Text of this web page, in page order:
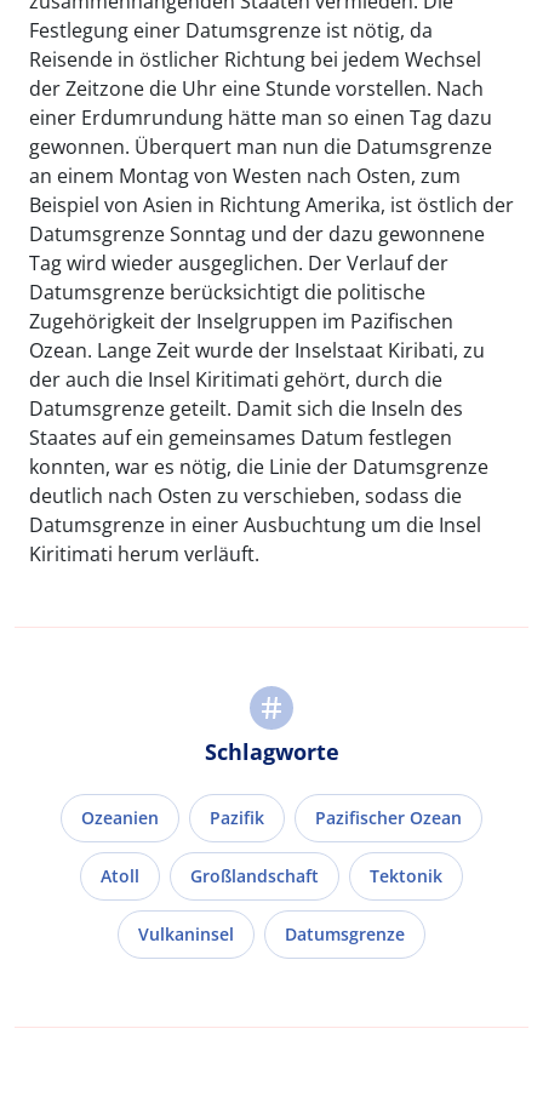
Festlegung einer Datumsgrenze ist nötig, da
Reisende in östlicher Richtung bei jedem Wechsel
der Zeitzone die Uhr eine Stunde vorstellen. Nach
einer Erdumrundung hätte man so einen Tag dazu
gewonnen. Überquert man nun die Datumsgrenze
an einem Montag von Westen nach Osten, zum
Beispiel von Asien in Richtung Amerika, ist östlich der
Datumsgrenze Sonntag und der dazu gewonnene
Tag wird wieder ausgeglichen. Der Verlauf der
Datumsgrenze berücksichtigt die politische
Zugehörigkeit der Inselgruppen im Pazifischen
Ozean. Lange Zeit wurde der Inselstaat Kiribati, zu
der auch die Insel Kiritimati gehört, durch die
Datumsgrenze geteilt. Damit sich die Inseln des
Staates auf ein gemeinsames Datum festlegen
konnten, war es nötig, die Linie der Datumsgrenze
deutlich nach Osten zu verschieben, sodass die
Datumsgrenze in einer Ausbuchtung um die Insel
Kiritimati herum verläuft.
Schlagworte
Ozeanien Pazifik Pazifischer Ozean
Atoll Großlandschaft Tektonik
Vulkaninsel Datumsgrenze